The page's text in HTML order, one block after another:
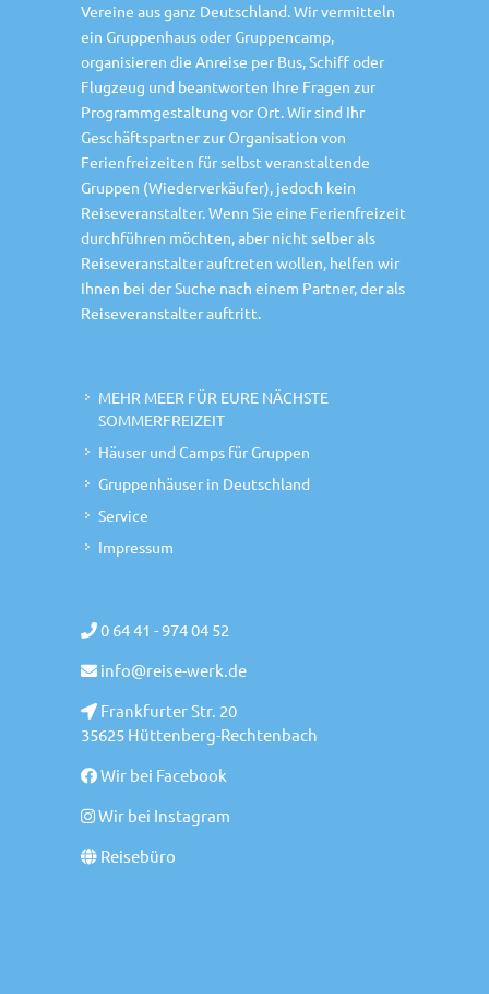
Vereine aus ganz Deutschland. Wir vermitteln
ein Gruppenhaus oder Gruppencamp,
organisieren die Anreise per Bus, Schiff oder
Flugzeug und beantworten Ihre Fragen zur
Programmgestaltung vor Ort. Wir sind Ihr
Geschäftspartner zur Organisation von
Ferienfreizeiten für selbst veranstaltende
Gruppen (Wiederverkäufer), jedoch kein
Reiseveranstalter. Wenn Sie eine Ferienfreizeit
durchführen möchten, aber nicht selber als
Reiseveranstalter auftreten wollen, helfen wir
Ihnen bei der Suche nach einem Partner, der als
Reiseveranstalter auftritt.
MEHR MEER FÜR EURE NÄCHSTE
SOMMERFREIZEIT
Häuser und Camps für Gruppen
Gruppenhäuser in Deutschland
Service
Impressum
0 64 41 - 974 04 52
info@reise-werk.de
Frankfurter Str. 20
35625 Hüttenberg-Rechtenbach
Wir bei Facebook
Wir bei Instagram
Reisebüro